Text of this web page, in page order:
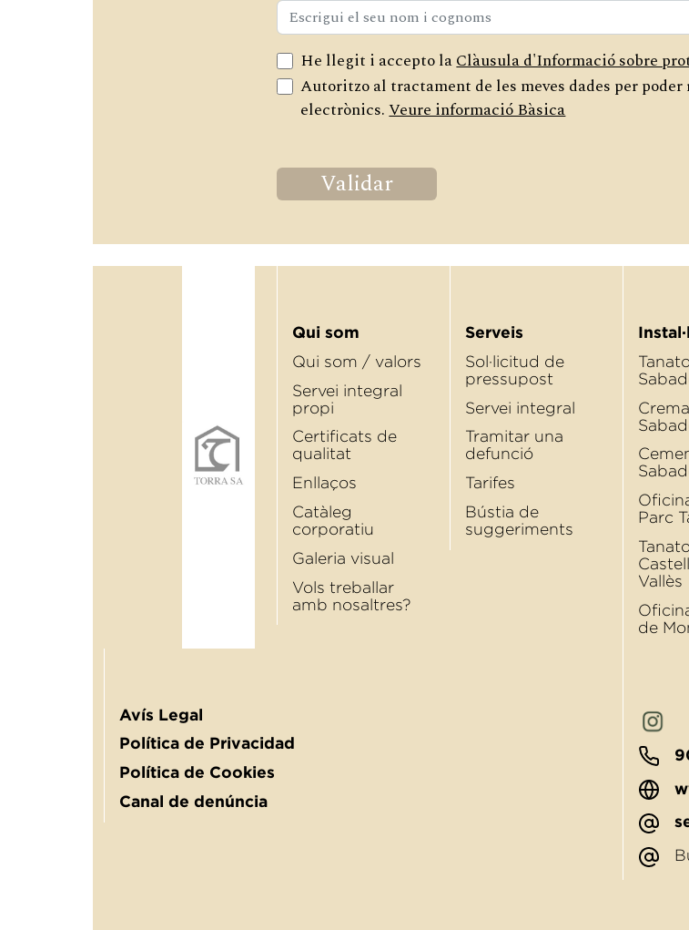
He llegit i accepto laClàusula d'Informació sobre
Autoritzo al tractament de les meves dades per
electrònics.Veure informació Bàsica
Validar
Qui som
Qui som / valors
Servei integral
propi
Certiﬁcats de
qualitat
Enllaços
Catàleg
corporatiu
Galeria visual
Vols treballar
amb nosaltres?
Serveis
Sol·licitud de
pressupost
Servei integral
Tramitar una
defunció
Tarifes
Bústia de
suggeriments
Parc
Vallès
de
Avís Legal
Política de Privacidad
Política de Cookies
Canal de denúncia